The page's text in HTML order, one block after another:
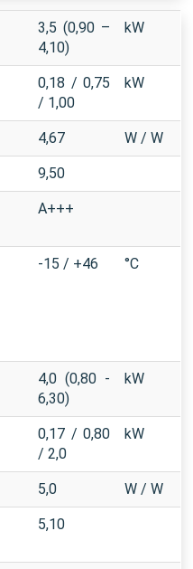
3,5 (0,90 –
4,10)
kW
0,18 / 0,75
/ 1,00
kW
4,67 W / W
9,50
A+++
-15 / +46 °C
4,0 (0,80 -
6,30)
kW
0,17 / 0,80
/ 2,0
kW
5,0 W / W
5,10